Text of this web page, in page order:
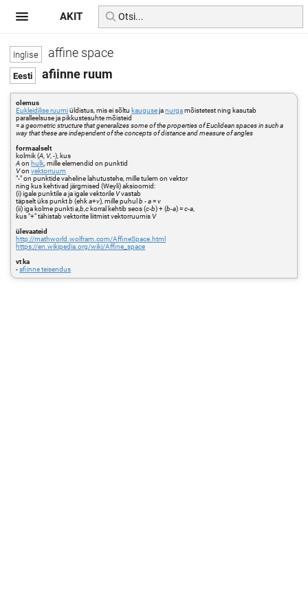
affine space
afiinne ruum
olemus
Eukleidilise ruumiüldistus, mis ei sõltu kaugusejanurgamõistetest ning kasutab
paralleelsuse ja pikkustesuhte mõisteid
=a geometric structure that generalizes some of the properties of Euclidean spaces in such a
way that these are independent of the concepts of distance and measure of angles
formaalselt
kolmik (A V, -), kus
Aon hulk , mille elemendid on punktid
Vonvektorruum
"-" on punktide vaheline lahutustehe, mille tulem on vektor
ning kus kehtivad järgmised (Weyli) aksioomid:
(i) igale punktileaja igale vektorile Vvastab
täpselt üks punktb (ehka+v), mille puhulb -a=v
(ii) iga kolme punktia,b ,c korral kehtib seos (c-b) + (b-a) =c-a
kus "+" tähistab vektorite liitmist vektorruumis V
ülevaateid
http://mathworld.wolfram.com/AffineSpace.html
https://en.wikipedia.org/wiki/Affine_space
vt ka
-afiinne teisendus
AKIT